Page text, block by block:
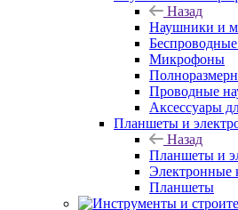
Назад
Наушники и
Микрофоны
Проводные
Аксессуары
Планшеты и
Назад
Планшеты и
Электронные
Планшеты